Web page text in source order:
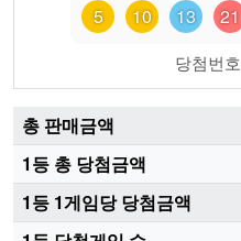
당첨번호
5 10 13 21
총 판매금액
1등 총 당첨금액
1등 1게임당 당첨금액